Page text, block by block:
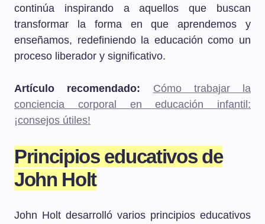
continúa inspirando a aquellos que buscan
transformar la forma en que aprendemos y
enseñamos, redefiniendo la educación como un
proceso liberador y significativo.
Artículo recomendado:
Cómo trabajar la
conciencia corporal en educación infantil:
¡consejos útiles!
Principios educativos de
John Holt
John Holt desarrolló varios principios educativos